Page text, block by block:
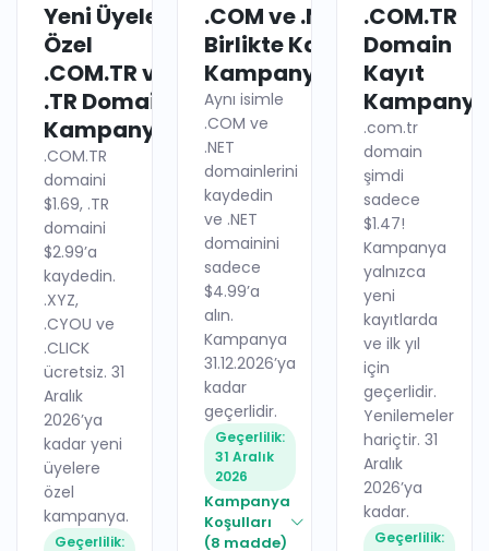
Yeni Üyelere
Özel
.COM.TR ve
.TR Domain
Kampanyası
DOMAIN
.COM.TR
domaini
$1.69, .TR
domaini
$2.99’a
kaydedin.
.XYZ,
.CYOU ve
.CLICK
ücretsiz. 31
Aralık
2026’ya
kadar yeni
üyelere
özel
kampanya.
Geçerlilik:
.COM ve .NET
Birlikte Kayıt
Kampanyası
DOMAIN
Aynı isimle
.COM ve
.NET
domainlerini
kaydedin
ve .NET
domainini
sadece
$4.99’a
alın.
Kampanya
31.12.2026’ya
kadar
geçerlidir.
Geçerlilik:
31 Aralık
2026
Kampanya
Koşulları
(8 madde)
.COM.TR
Domain
Kayıt
.com.tr
domain
şimdi
sadece
$1.47!
Kampanya
yalnızca
yeni
kayıtlarda
ve ilk yıl
için
geçerlidir.
Yenilemeler
hariçtir. 31
Aralık
2026’ya
kadar.
Geçerlilik: